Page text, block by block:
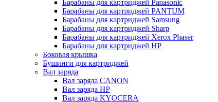
Барабаны для картриджей Panasonic
Барабаны для картриджей PANTUM
Барабаны для картриджей Samsung
Барабаны для картриджей Sharp
Барабаны для картриджей Xerox Phaser
Барабаны для картриджей НР
Боковая крышка
Бушинги для картриджей
Вал заряда
Вал заряда CANON
Вал заряда HP
Вал заряда KYOCERA